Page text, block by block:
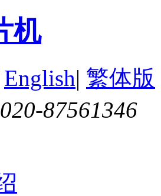
机
English| 繁体版
020-87561346